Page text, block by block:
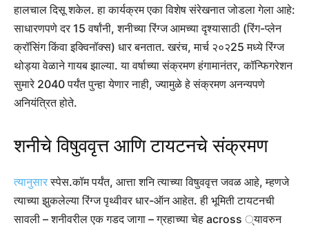
हालचाल दिसू शकेल. हा कार्यक्रम एका विशेष संरेखनात जोडला गेला आहे:
साधारणपणे दर 15 वर्षांनी, शनीच्या रिंग्ज आमच्या दृश्यासाठी (रिंग-प्लेन
क्रॉसिंग किंवा इक्विनॉक्स) धार बनतात. खरंच, मार्च २०२25 मध्ये रिंग्ज
थोड्या वेळाने गायब झाल्या. या वर्षाच्या संक्रमण हंगामानंतर, कॉन्फिगरेशन
सुमारे 2040 पर्यंत पुन्हा येणार नाही, ज्यामुळे हे संक्रमण अनन्यपणे
अनियंत्रित होते.
शनीचे विषुववृत्त आणि टायटनचे संक्रमण
त्यानुसारस्पेस.कॉम पर्यंत, आत्ता शनि त्याच्या विषुववृत्त जवळ आहे, म्हणजे
त्याच्या झुकलेल्या रिंग्ज पृथ्वीवर धार-ऑन आहेत. ही भूमिती टायटनची
सावली – शनीवरील एक गडद जागा – ग्रहाच्या चेह across ्यावरुन